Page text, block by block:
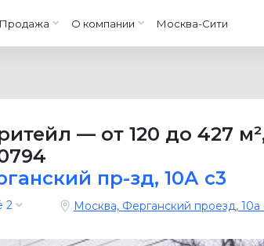
Продажа О компании Москва-Сити
— от 120 до 427 м²
пр-зд, 10А с3
2 Москва, Ферганский проезд, 10а